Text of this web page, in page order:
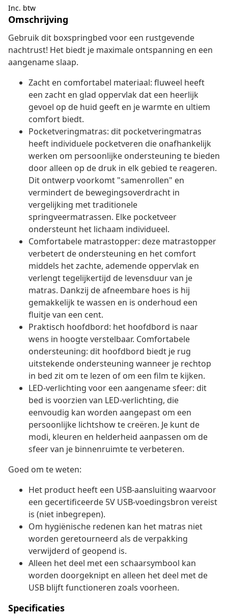
Inc. btw
Omschrijving
Gebruik dit boxspringbed voor een rustgevende
nachtrust! Het biedt je maximale ontspanning en een
aangename slaap.
Zacht en comfortabel materiaal: fluweel heeft
een zacht en glad oppervlak dat een heerlijk
gevoel op de huid geeft en je warmte en ultiem
comfort biedt.
Pocketveringmatras: dit pocketveringmatras
heeft individuele pocketveren die onafhankelijk
werken om persoonlijke ondersteuning te bieden
door alleen op de druk in elk gebied te reageren.
Dit ontwerp voorkomt "samenrollen" en
vermindert de bewegingsoverdracht in
vergelijking met traditionele
springveermatrassen. Elke pocketveer
ondersteunt het lichaam individueel.
Comfortabele matrastopper: deze matrastopper
verbetert de ondersteuning en het comfort
middels het zachte, ademende oppervlak en
verlengt tegelijkertijd de levensduur van je
matras. Dankzij de afneembare hoes is hij
gemakkelijk te wassen en is onderhoud een
fluitje van een cent.
Praktisch hoofdbord: het hoofdbord is naar
wens in hoogte verstelbaar. Comfortabele
ondersteuning: dit hoofdbord biedt je rug
uitstekende ondersteuning wanneer je rechtop
in bed zit om te lezen of om een film te kijken.
LED-verlichting voor een aangename sfeer: dit
bed is voorzien van LED-verlichting, die
eenvoudig kan worden aangepast om een
persoonlijke lichtshow te creëren. Je kunt de
modi, kleuren en helderheid aanpassen om de
sfeer van je binnenruimte te verbeteren.
Goed om te weten:
Het product heeft een USB-aansluiting waarvoor
een gecertificeerde 5V USB-voedingsbron vereist
is (niet inbegrepen).
Om hygiënische redenen kan het matras niet
worden geretourneerd als de verpakking
verwijderd of geopend is.
Alleen het deel met een schaarsymbool kan
worden doorgeknipt en alleen het deel met de
USB blijft functioneren zoals voorheen.
Specificaties